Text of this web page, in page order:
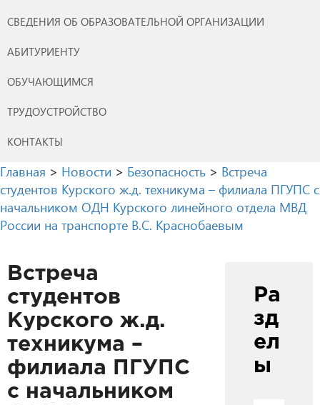
СВЕДЕНИЯ ОБ ОБРАЗОВАТЕЛЬНОЙ ОРГАНИЗАЦИИ
АБИТУРИЕНТУ
ОБУЧАЮЩИМСЯ
ТРУДОУСТРОЙСТВО
КОНТАКТЫ
Главная > Новости > Безопасность > Встреча
студентов Курского ж.д. техникума – филиала ПГУПС с
начальником ОДН Курского линейного отдела МВД
России на транспорте В.С. Краснобаевым
Встреча
студентов
Курского ж.д.
техникума –
филиала ПГУПС
с начальником
Ра
зд
ел
ы